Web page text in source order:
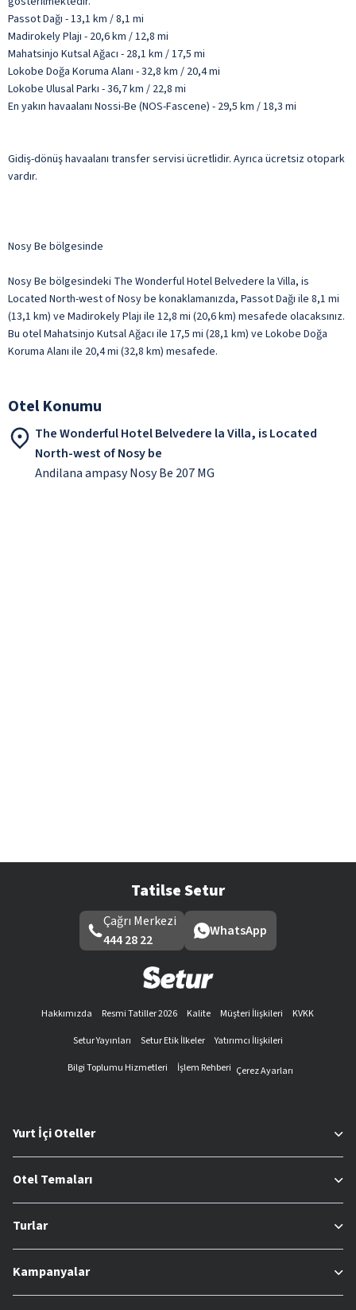
Passot Dağı - 13,1 km / 8,1 mi
Madirokely Plajı - 20,6 km / 12,8 mi
Mahatsinjo Kutsal Ağacı - 28,1 km / 17,5 mi
Lokobe Doğa Koruma Alanı - 32,8 km / 20,4 mi
Lokobe Ulusal Parkı - 36,7 km / 22,8 mi
En yakın havaalanı Nossi-Be (NOS-Fascene) - 29,5 km / 18,3 mi
Gidiş-dönüş havaalanı transfer servisi ücretlidir. Ayrıca ücretsiz otopark
vardır.
Nosy Be bölgesinde
Nosy Be bölgesindeki The Wonderful Hotel Belvedere la Villa, is
Located North-west of Nosy be konaklamanızda, Passot Dağı ile 8,1 mi
(13,1 km) ve Madirokely Plajı ile 12,8 mi (20,6 km) mesafede olacaksınız.
Bu otel Mahatsinjo Kutsal Ağacı ile 17,5 mi (28,1 km) ve Lokobe Doğa
Koruma Alanı ile 20,4 mi (32,8 km) mesafede.
Otel Konumu
The Wonderful Hotel Belvedere la Villa, is Located
North-west of Nosy be
Andilana ampasy Nosy Be 207 MG
Tatilse Setur
Çağrı Merkezi
444 28 22
WhatsApp
Hakkımızda Resmi Tatiller 2026 Kalite Müşteri İlişkileri
KVKK
Setur Yayınları
Setur Etik İlkeler
Yatırımcı İlişkileri
Bilgi Toplumu Hizmetleri
İşlem Rehberi Çerez Ayarları
Yurt İçi Oteller
Otel Temaları
Turlar
Kampanyalar